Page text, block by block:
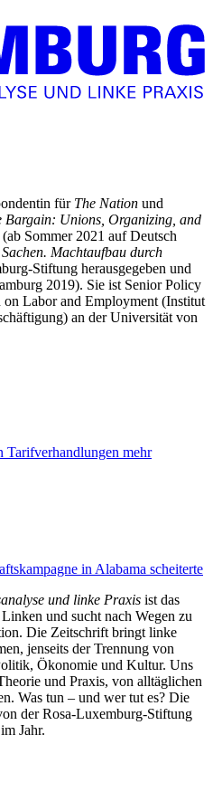
für The Nation und
Bargain: Unions, Organizing, and
Sommer 2021 auf Deutsch
Machtaufbau durch
Stiftung herausgegeben und
2019). Sie ist Senior Policy
Labor and Employment (Institut
an der Universität von
Tarifverhandlungen mehr
in Alabama scheiterte
und linke Praxis ist das
und sucht nach Wegen zu
Die Zeitschrift bringt linke
jenseits der Trennung von
Ökonomie und Kultur. Uns
und Praxis, von alltäglichen
Was tun – und wer tut es? Die
der Rosa-Luxemburg-Stiftung
Jahr.